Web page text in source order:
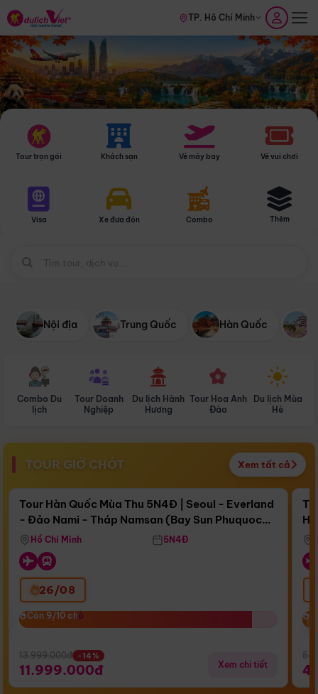
TP. Hồ Chí Minh
Tour trọn gói Khách sạn Vé máy bay Vé vui chơi
Visa Xe đưa đón Combo Thêm
Nội địa Trung Quốc Hàn Quốc
Combo Du
lịch
Tour Doanh
Nghiệp
Du lịch Hành
Hương
Tour Hoa Anh
Đào
Du lịch Mùa
Hè
TOUR GIỜ CHÓT Xem tất cả
Còn15 ngày 20:12:00
Bay Sun Phuquoc Airways
Điểm nổi bật
Tour Hàn Quốc Mùa Thu 5N4Đ | Seoul - Everland
- Đảo Nami - Tháp Namsan (Bay Sun Phuquoc
Airways)
Hồ Chí Minh 5N4Đ
26/08
Còn 9/10 chỗ
Còn 9/10 chỗ
13.999.000đ -14%
11.999.000đ Xem chi tiết